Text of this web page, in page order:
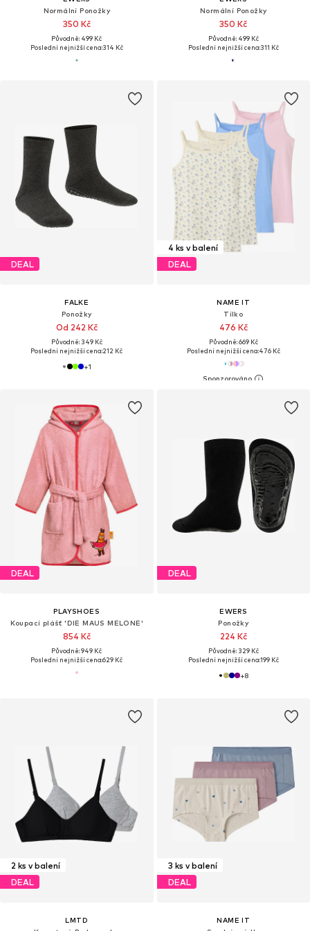
Normální Ponožky
350 Kč
Původně: 499 Kč
Poslední nejnižší cena:314 Kč
Normální Ponožky
350 Kč
Původně: 499 Kč
Poslední nejnižší cena:311 Kč
DEAL
FALKE
Ponožky
Od 242 Kč
Původně: 349 Kč
Poslední nejnižší cena:212 Kč
+1
4 ks v balení
DEAL
NAME IT
Tílko
476 Kč
Původně: 669 Kč
Poslední nejnižší cena:476 Kč
DEAL
PLAYSHOES
Koupací plášť 'DIE MAUS MELONE'
854 Kč
Původně: 949 Kč
Poslední nejnižší cena:629 Kč
DEAL
EWERS
Ponožky
224 Kč
Původně: 329 Kč
Poslední nejnižší cena:199 Kč
+8
2 ks v balení
DEAL
LMTD
3 ks v balení
DEAL
NAME IT